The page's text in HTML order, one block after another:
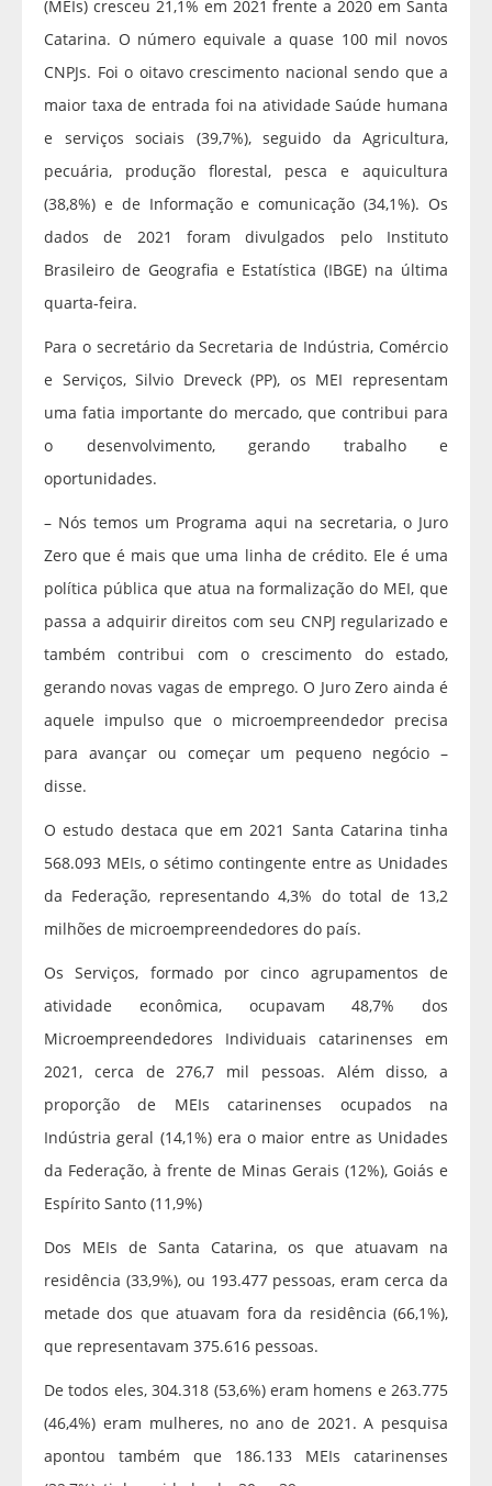
(MEIs) cresceu 21,1% em 2021 frente a 2020 em Santa
Catarina. O número equivale a quase 100 mil novos
CNPJs. Foi o oitavo crescimento nacional sendo que a
maior taxa de entrada foi na atividade Saúde humana
e serviços sociais (39,7%), seguido da Agricultura,
pecuária, produção florestal, pesca e aquicultura
(38,8%) e de Informação e comunicação (34,1%). Os
dados de 2021 foram divulgados pelo Instituto
Brasileiro de Geografia e Estatística (IBGE) na última
quarta-feira.
Para o secretário da Secretaria de Indústria, Comércio
e Serviços, Silvio Dreveck (PP), os MEI representam
uma fatia importante do mercado, que contribui para
o desenvolvimento, gerando trabalho e
oportunidades.
– Nós temos um Programa aqui na secretaria, o Juro
Zero que é mais que uma linha de crédito. Ele é uma
política pública que atua na formalização do MEI, que
passa a adquirir direitos com seu CNPJ regularizado e
também contribui com o crescimento do estado,
gerando novas vagas de emprego. O Juro Zero ainda é
aquele impulso que o microempreendedor precisa
para avançar ou começar um pequeno negócio –
disse.
O estudo destaca que em 2021 Santa Catarina tinha
568.093 MEIs, o sétimo contingente entre as Unidades
da Federação, representando 4,3% do total de 13,2
milhões de microempreendedores do país.
Os Serviços, formado por cinco agrupamentos de
atividade econômica, ocupavam 48,7% dos
Microempreendedores Individuais catarinenses em
2021, cerca de 276,7 mil pessoas. Além disso, a
proporção de MEIs catarinenses ocupados na
Indústria geral (14,1%) era o maior entre as Unidades
da Federação, à frente de Minas Gerais (12%), Goiás e
Espírito Santo (11,9%)
Dos MEIs de Santa Catarina, os que atuavam na
residência (33,9%), ou 193.477 pessoas, eram cerca da
metade dos que atuavam fora da residência (66,1%),
que representavam 375.616 pessoas.
De todos eles, 304.318 (53,6%) eram homens e 263.775
(46,4%) eram mulheres, no ano de 2021. A pesquisa
apontou também que 186.133 MEIs catarinenses